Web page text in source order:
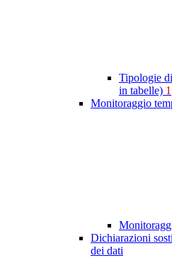
Tipologie
in tabelle) 1
Monitoraggio
Dichiarazioni
dei dati